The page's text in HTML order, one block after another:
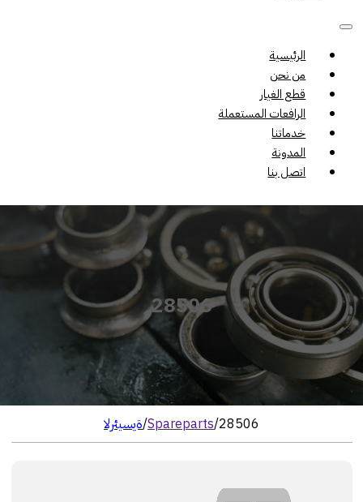
الرئيسية
من نحن
قطع الغيار
الرافعات المستعملة
خدماتنا
المدونة
اتصل بنا
28506
الرئيسية/Spareparts/28506